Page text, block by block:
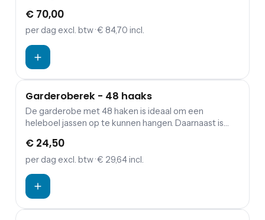
€ 70,00
per dag excl. btw· € 84,70 incl.
Garderoberek - 48 haaks
De garderobe met 48 haken is ideaal om een
heleboel jassen op te kunnen hangen. Daarnaast is
op de remmen.
€ 24,50
per dag excl. btw· € 29,64 incl.